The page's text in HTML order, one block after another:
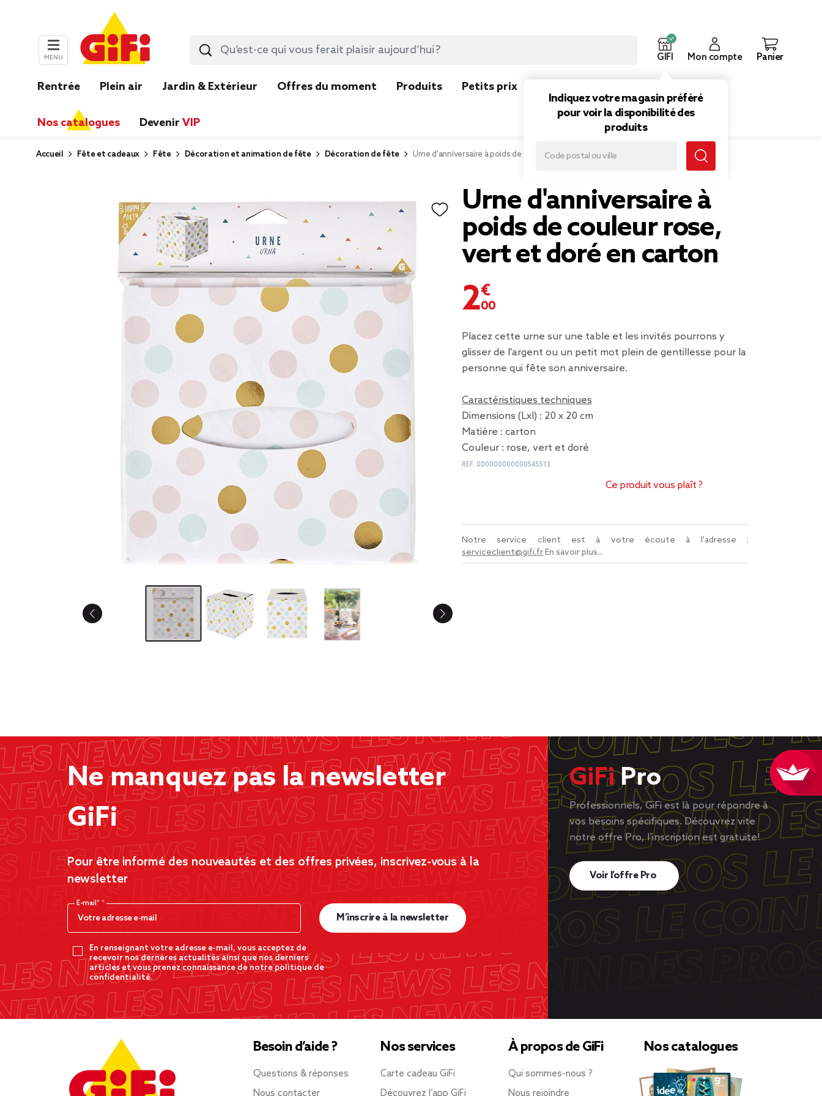
MENU GIFI
Indiquez votre magasin préféré
pour voir la disponibilité des
produits
Mon compte Panier
Rentrée Plein air Jardin & Extérieur Offres du moment Produits Petits prix
Nos catalogues Devenir VIP
Accueil Fête et cadeaux Fête Décoration et animation de fête Décoration de fête Urne d'anniversaire à poids de couleur rose, vert et doré en carton
Urne d'anniversaire à
poids de couleur rose,
vert et doré en carton
2,00 €
Placez cette urne sur une table et les invités pourrons y
glisser de l'argent ou un petit mot plein de gentillesse pour la
personne qui fête son anniversaire.
Caractéristiques techniques
Dimensions (Lxl) : 20 x 20 cm
Matière : carton
Couleur : rose, vert et doré
REF. 000000000000545513
Ce produit vous plaît ?
Notre service client est à votre écoute à l'adresse :
serviceclient@gifi.frEn savoir plus...
Ne manquez pas la newsletter
GiFi
Pour être informé des nouveautés et des offres privées, inscrivez-vous à la
newsletter
E-mail*
En renseignant votre adresse e-mail, vous acceptez de
recevoir nos dernères actualités ainsi que nos derniers
articles et vous prenez connaissance de notre politique de
confidentialité.
M’inscrire à la newsletter
GiFiPro
Professionnels, GiFi est là pour répondre à
vos besoins spécifiques. Découvrez vite
notre offre Pro, l’inscription est gratuite!
Voir l’offre Pro
Besoin d’aide ?
Questions & réponses
Nous contacter
Nos services
Carte cadeau GiFi
Découvrez l’app GiFi
À propos de GiFi
Qui sommes-nous ?
Nous rejoindre
Nos catalogues